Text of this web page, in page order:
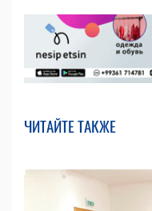
ЧИТАЙТЕ ТАКЖЕ